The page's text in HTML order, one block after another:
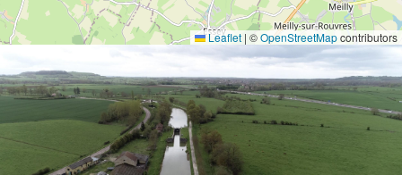
Leaflet | ©OpenStreetMapcontributors